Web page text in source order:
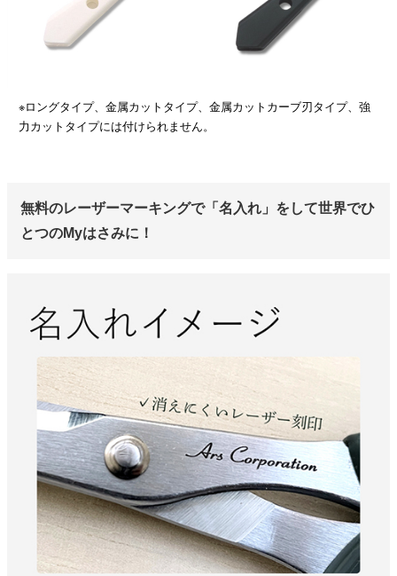
※ロングタイプ、金属カットタイプ、金属カットカーブ刃タイプ、強
力カットタイプには付けられません。
無料のレーザーマーキングで「名入れ」をして世界でひ
とつのMyはさみに！